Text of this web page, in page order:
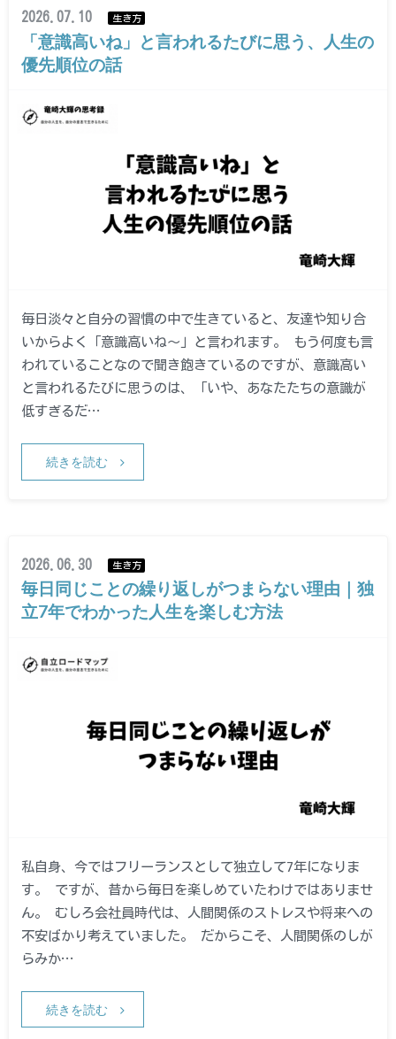
2026.07.10 生き方
「意識高いね」と言われるたびに思う、人生の
優先順位の話
毎日淡々と自分の習慣の中で生きていると、友達や知り合
いからよく「意識高いね〜」と言われます。 もう何度も言
われていることなので聞き飽きているのですが、意識高い
と言われるたびに思うのは、「いや、あなたたちの意識が
低すぎるだ…
続きを読む
2026.06.30 生き方
毎日同じことの繰り返しがつまらない理由｜独
立7年でわかった人生を楽しむ方法
私自身、今ではフリーランスとして独立して7年になりま
す。 ですが、昔から毎日を楽しめていたわけではありませ
ん。 むしろ会社員時代は、人間関係のストレスや将来への
不安ばかり考えていました。 だからこそ、人間関係のしが
らみか…
続きを読む